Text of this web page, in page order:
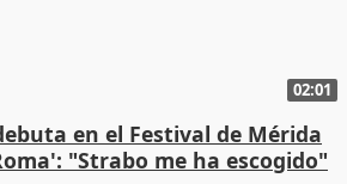
02:01
en el Festival de Mérida
"Strabo me ha escogido"